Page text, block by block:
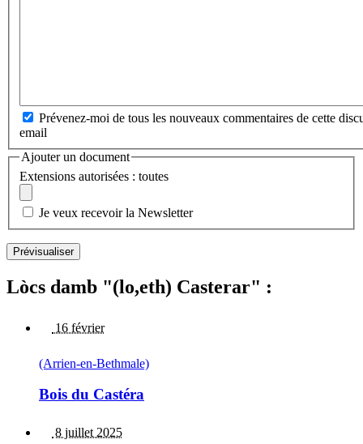
Prévenez-moi de tous les nouveaux commentaires de cette
email
Ajouter un document
Extensions autorisées : toutes
Je veux recevoir la Newsletter
Lòcs damb "(lo,eth) Casterar" :
16 février
(Arrien-en-Bethmale)
Bois du Castéra
8 juillet 2025